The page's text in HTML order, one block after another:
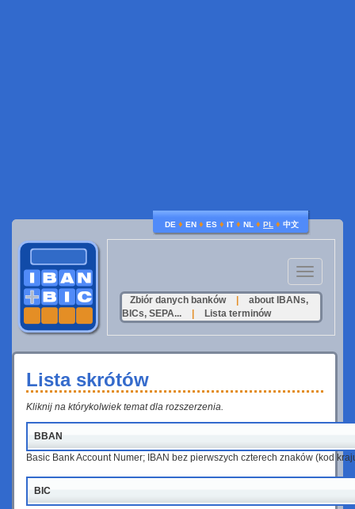
DE ♦ EN ♦ ES ♦ IT ♦ NL ♦ PL ♦ 中文
Toggle
navigation
Zbiór danych banków
about IBANs,
BICs, SEPA...
Lista terminów
Lista skrótów
Kliknij na którykolwiek temat dla rozszerzenia.
BBAN
Basic Bank Account Numer; IBAN bez pierwszych czterech znaków (kod
BIC